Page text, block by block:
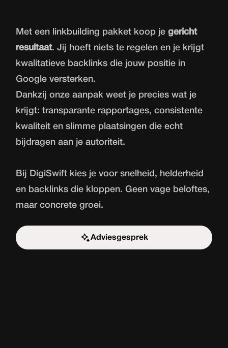
Met een linkbuilding pakket koop jegericht
resultaat. Jij hoeft niets te regelen en je krijgt
kwalitatieve backlinks die jouw positie in
Google versterken.
Dankzij onze aanpak weet je precies wat je
krijgt: transparante rapportages, consistente
kwaliteit en slimme plaatsingen die echt
bijdragen aan je autoriteit.
Bij DigiSwift kies je voor snelheid, helderheid
en backlinks die kloppen. Geen vage beloftes,
maar concrete groei.
Adviesgesprek
Start de uitdaging